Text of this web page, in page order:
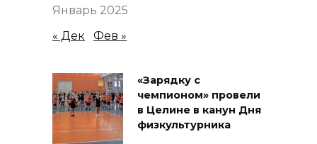
Январь 2025
« Дек Фев »
«Зарядку с
чемпионом» провели
в Целине в канун Дня
физкультурника